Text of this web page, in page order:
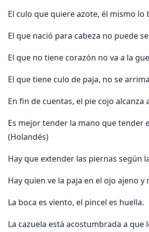
El culo que quiere azote, él mismo lo
El que nació para cabeza no puede
El que no tiene corazón no va a la
El que tiene culo de paja, no se
En fin de cuentas, el pie cojo alcanza
Es mejor tender la mano que tender
(Holandés)
Hay que extender las piernas según
Hay quien ve la paja en el ojo ajeno y
La boca es viento, el pincel es huella.
La cazuela está acostumbrada a que